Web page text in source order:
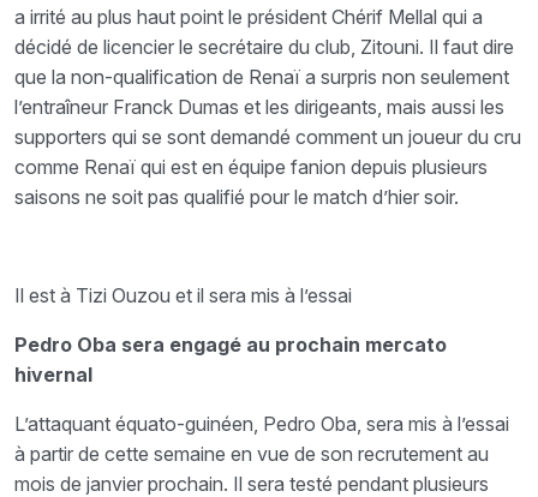
a irrité au plus haut point le président Chérif Mellal qui a
décidé de licencier le secrétaire du club, Zitouni. Il faut dire
que la non-qualification de Renaï a surpris non seulement
l’entraîneur Franck Dumas et les dirigeants, mais aussi les
supporters qui se sont demandé comment un joueur du cru
comme Renaï qui est en équipe fanion depuis plusieurs
saisons ne soit pas qualifié pour le match d’hier soir.
Il est à Tizi Ouzou et il sera mis à l’essai
Pedro Oba sera engagé au prochain mercato
hivernal
L’attaquant équato-guinéen, Pedro Oba, sera mis à l’essai
à partir de cette semaine en vue de son recrutement au
mois de janvier prochain. Il sera testé pendant plusieurs